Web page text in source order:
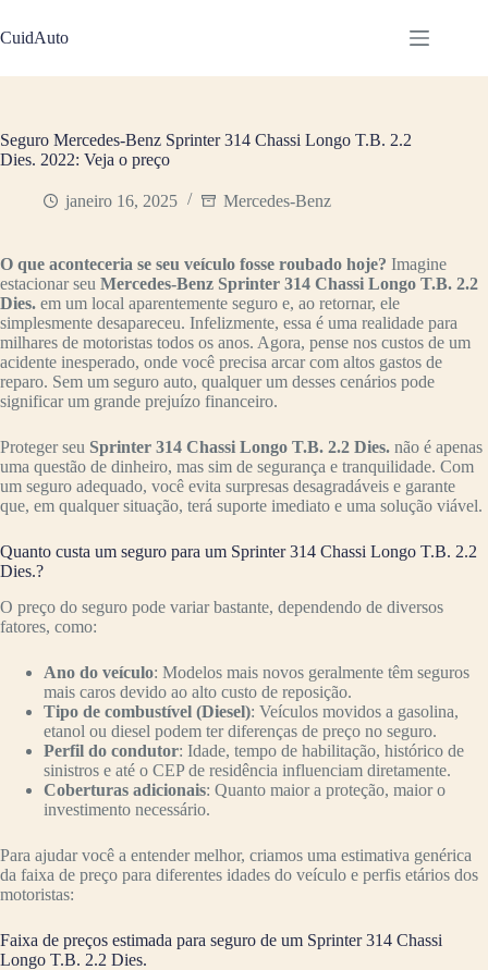
para
o
CuidAuto
Seguro Mercedes-Benz Sprinter 314 Chassi Longo T.B. 2.2
Dies. 2022: Veja o preço
janeiro 16, 2025 Mercedes-Benz
O que aconteceria se seu veículo fosse roubado hoje? Imagine
estacionar seu Mercedes-Benz Sprinter 314 Chassi Longo T.B. 2.2
Dies. em um local aparentemente seguro e, ao retornar, ele
simplesmente desapareceu. Infelizmente, essa é uma realidade para
milhares de motoristas todos os anos. Agora, pense nos custos de um
acidente inesperado, onde você precisa arcar com altos gastos de
reparo. Sem um seguro auto, qualquer um desses cenários pode
significar um grande prejuízo financeiro.
Proteger seu Sprinter 314 Chassi Longo T.B. 2.2 Dies. não é apenas
uma questão de dinheiro, mas sim de segurança e tranquilidade. Com
um seguro adequado, você evita surpresas desagradáveis e garante
que, em qualquer situação, terá suporte imediato e uma solução viável.
Quanto custa um seguro para um Sprinter 314 Chassi Longo T.B. 2.2
Dies.?
O preço do seguro pode variar bastante, dependendo de diversos
fatores, como:
Ano do veículo: Modelos mais novos geralmente têm seguros
mais caros devido ao alto custo de reposição.
Tipo de combustível (Diesel): Veículos movidos a gasolina,
etanol ou diesel podem ter diferenças de preço no seguro.
Perfil do condutor: Idade, tempo de habilitação, histórico de
sinistros e até o CEP de residência influenciam diretamente.
Coberturas adicionais: Quanto maior a proteção, maior o
investimento necessário.
Para ajudar você a entender melhor, criamos uma estimativa genérica
da faixa de preço para diferentes idades do veículo e perfis etários dos
motoristas:
Faixa de preços estimada para seguro de um Sprinter 314 Chassi
Longo T.B. 2.2 Dies.